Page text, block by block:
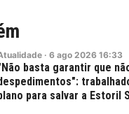
· 6 ago 2026 16:33
basta garantir que
para salvar a Estoril